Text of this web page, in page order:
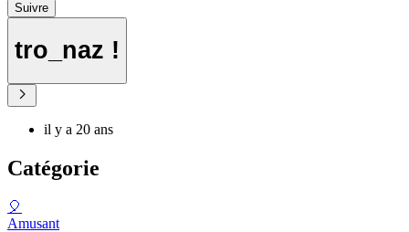
Suivre
tro_naz !
il y a 20 ans
Catégorie
🎈
Amusant